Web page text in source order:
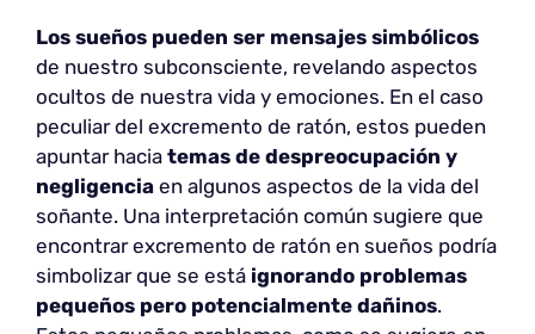
Los sueños pueden ser mensajes simbólicos
de nuestro subconsciente, revelando aspectos
ocultos de nuestra vida y emociones. En el caso
peculiar del excremento de ratón, estos pueden
apuntar hacia temas de despreocupación y
negligencia en algunos aspectos de la vida del
soñante. Una interpretación común sugiere que
encontrar excremento de ratón en sueños podría
simbolizar que se está ignorando problemas
pequeños pero potencialmente dañinos.